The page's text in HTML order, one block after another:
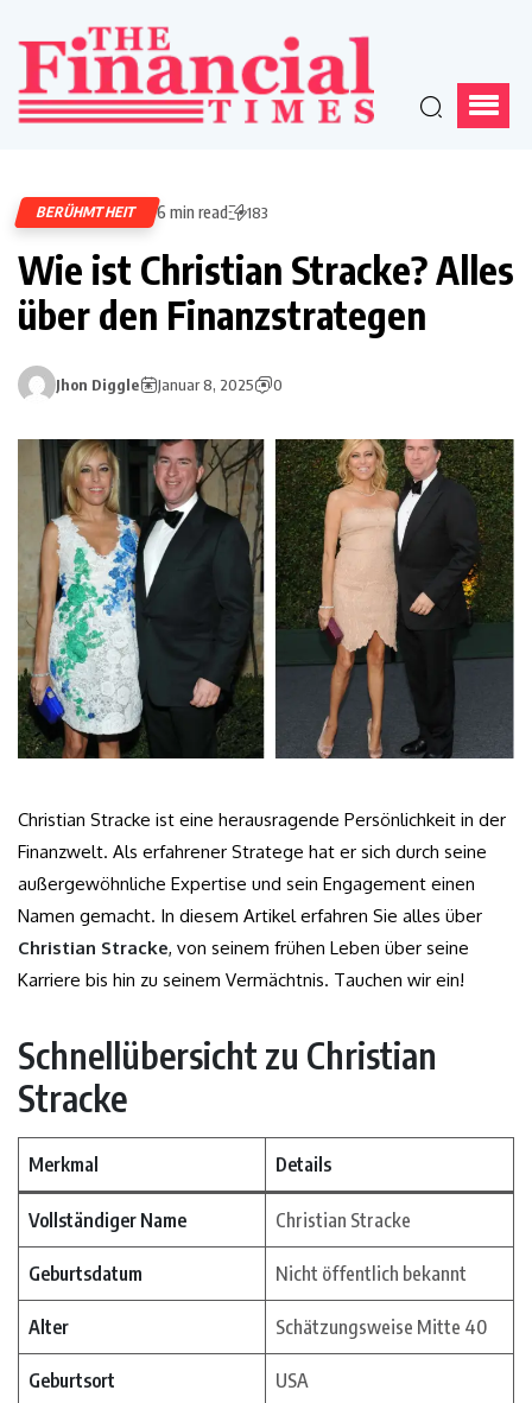
BERÜHMTHEIT 6 min read 183
Wie ist Christian Stracke? Alles
über den Finanzstrategen
Jhon Diggle Januar 8, 2025 0
Christian Stracke ist eine herausragende Persönlichkeit in der
Finanzwelt. Als erfahrener Stratege hat er sich durch seine
außergewöhnliche Expertise und sein Engagement einen
Namen gemacht. In diesem Artikel erfahren Sie alles über
Christian Stracke, von seinem frühen Leben über seine
Karriere bis hin zu seinem Vermächtnis. Tauchen wir ein!
Schnellübersicht zu Christian
Stracke
Merkmal Details
Vollständiger Name Christian Stracke
Geburtsdatum Nicht öffentlich bekannt
Alter Schätzungsweise Mitte 40
Geburtsort USA